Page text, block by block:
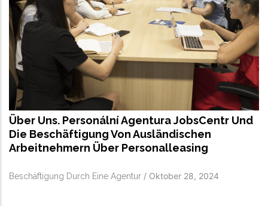
Über Uns. Personální Agentura JobsCentr Und
Die Beschäftigung Von Ausländischen
Arbeitnehmern Über Personalleasing
Beschäftigung Durch Eine Agentur / Oktober 28, 2024